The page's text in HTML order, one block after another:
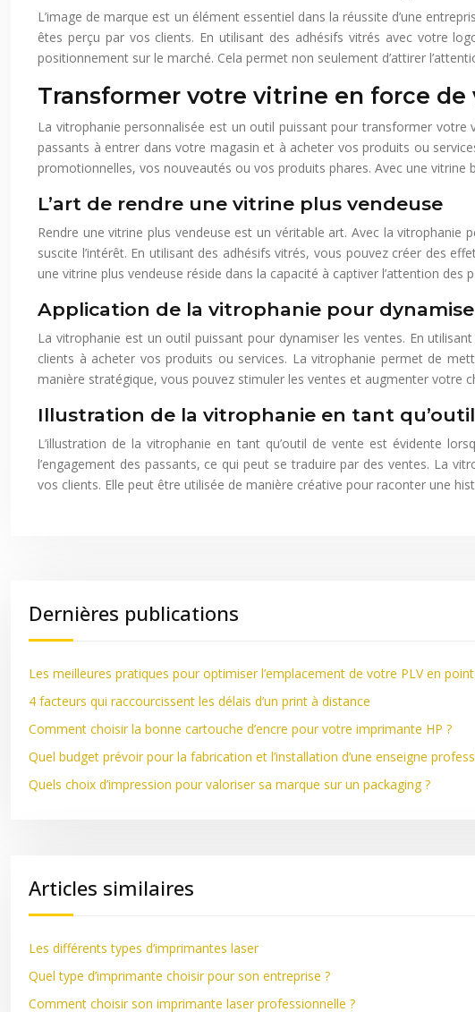
L’image de marque est un élément essentiel dans la réussite d’une
êtes perçu par vos clients. En utilisant des adhésifs vitrés avec votre
positionnement sur le marché. Cela permet non seulement d’attirer
Transformer votre vitrine en force
La vitrophanie personnalisée est un outil puissant pour transformer
passants à entrer dans votre magasin et à acheter vos produits ou
promotionnelles, vos nouveautés ou vos produits phares. Avec une
L’art de rendre une vitrine plus vendeuse
Rendre une vitrine plus vendeuse est un véritable art. Avec la
suscite l’intérêt. En utilisant des adhésifs vitrés, vous pouvez créer des
une vitrine plus vendeuse réside dans la capacité à captiver l’attention
Application de la vitrophanie pour
La vitrophanie est un outil puissant pour dynamiser les ventes. En
clients à acheter vos produits ou services. La vitrophanie permet de
manière stratégique, vous pouvez stimuler les ventes et augmenter votre
Illustration de la vitrophanie en tant
L’illustration de la vitrophanie en tant qu’outil de vente est évidente
l’engagement des passants, ce qui peut se traduire par des ventes. La
vos clients. Elle peut être utilisée de manière créative pour raconter une
Dernières publications
Les meilleures pratiques pour optimiser l’emplacement de votre PLV en
4 facteurs qui raccourcissent les délais d’un print à distance
Comment choisir la bonne cartouche d’encre pour votre imprimante HP ?
Quel budget prévoir pour la fabrication et l’installation d’une enseigne
Quels choix d’impression pour valoriser sa marque sur un packaging ?
Articles similaires
Les différents types d’imprimantes laser
Quel type d’imprimante choisir pour son entreprise ?
Comment choisir son imprimante laser professionnelle ?